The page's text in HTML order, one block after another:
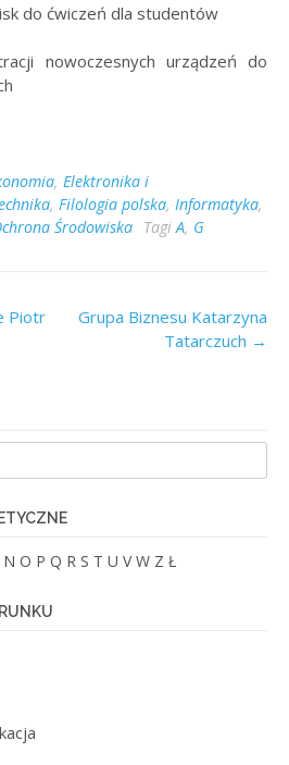
do ćwiczeń dla studentów
nowoczesnych urządzeń do
, Elektronika i
, Filologia polska, Informatyka,
Środowiska TagiA, G
Piotr
Grupa Biznesu Katarzyna
Tatarczuch →
N O P Q R S T U V W Z Ł